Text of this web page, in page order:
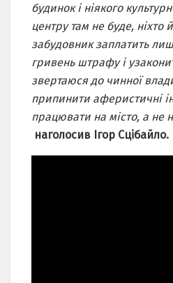
будинок і ніякого
центру там не буде, ніхто
забудовник заплатить
гривень штрафу і
звертаюся до чинної
припинити аферистичні
працювати на місто, а не
наголосив Ігор Сцібайло.